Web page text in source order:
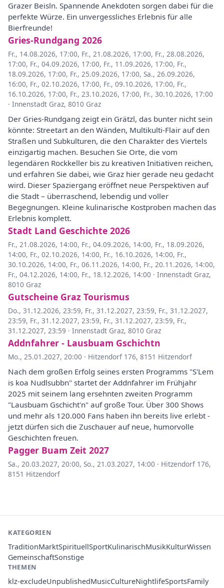
Grazer Beisln. Spannende Anekdoten sorgen dabei für die
perfekte Würze. Ein unvergessliches Erlebnis für alle
Bierfreunde!
Gries-Rundgang 2026
Fr., 14.08.2026, 17:00, Fr., 21.08.2026, 17:00, Fr., 28.08.2026,
17:00, Fr., 04.09.2026, 17:00, Fr., 11.09.2026, 17:00, Fr.,
18.09.2026, 17:00, Fr., 25.09.2026, 17:00, Sa., 26.09.2026,
16:00, Fr., 02.10.2026, 17:00, Fr., 09.10.2026, 17:00, Fr.,
16.10.2026, 17:00, Fr., 23.10.2026, 17:00, Fr., 30.10.2026, 17:00
· Innenstadt Graz, 8010 Graz
Der Gries-Rundgang zeigt ein Grätzl, das bunter nicht sein
könnte: Streetart an den Wänden, Multikulti-Flair auf den
Straßen und Subkulturen, die den Charakter des Viertels
einzigartig machen. Besuchen Sie Orte, die vom
legendären Rockkeller bis zu kreativen Initiativen reichen,
und erfahren Sie dabei, wie Graz hier gerade neu gedacht
wird. Dieser Spaziergang eröffnet neue Perspektiven auf
die Stadt – überraschend, lebendig und voller
Begegnungen. Kleine kulinarische Kostproben machen das
Erlebnis komplett.
Stadt Land Geschichte 2026
Fr., 21.08.2026, 14:00, Fr., 04.09.2026, 14:00, Fr., 18.09.2026,
14:00, Fr., 02.10.2026, 14:00, Fr., 16.10.2026, 14:00, Fr.,
30.10.2026, 14:00, Fr., 06.11.2026, 14:00, Fr., 20.11.2026, 14:00,
Fr., 04.12.2026, 14:00, Fr., 18.12.2026, 14:00 · Innenstadt Graz,
8010 Graz
Gutscheine Graz Tourismus
Do., 31.12.2026, 23:59, Fr., 31.12.2027, 23:59, Fr., 31.12.2027,
23:59, Fr., 31.12.2027, 23:59, Fr., 31.12.2027, 23:59, Fr.,
31.12.2027, 23:59 · Innenstadt Graz, 8010 Graz
Addnfahrer - Lausbuam Gschichtn
Mo., 25.01.2027, 20:00 · Hitzendorf 176, 8151 Hitzendorf
Nach dem großen Erfolg seines ersten Programms "S'Lem
is koa Nudlsubbn" startet der Addnfahrer im Frühjahr
2025 mit seinem lang ersehnten zweiten Programm
"Lausbuam Gschicht'n" auf große Tour. Über 300 Shows
und mehr als 120.000 Fans haben ihn bereits live erlebt -
jetzt dürfen sich die Zuschauer auf neue, humorvolle
Geschichten freuen.
Pagger Buam Zeit 2027
Sa., 20.03.2027, 20:00, So., 21.03.2027, 14:00 · Hitzendorf 176,
8151 Hitzendorf
KATEGORIEN
TraditionMarktSpirituellSportKulinarischMusikKulturWissen
GemeinschaftSonstige
THEMEN
klz-excludeUnpublishedMusicCultureNightlifeSportsFamily